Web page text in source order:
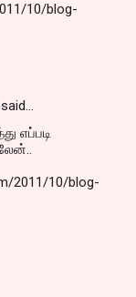
10/blog-
said…
எப்படி
2011/10/blog-